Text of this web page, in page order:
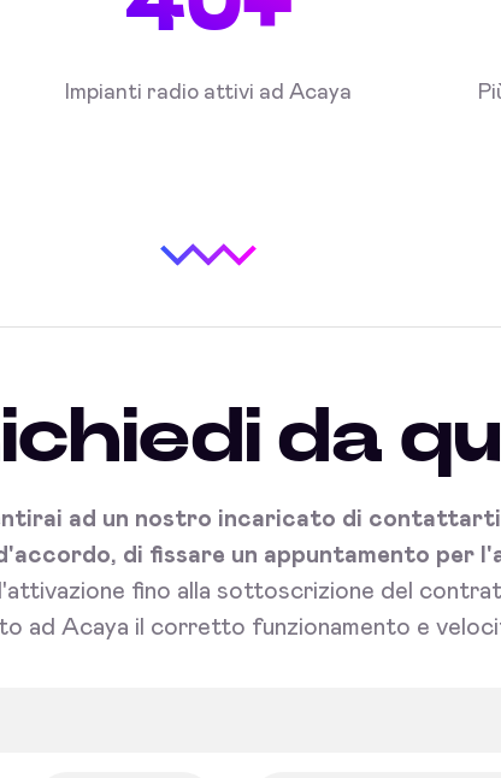
Impianti radio attivi ad Acaya
da
ad un nostro incaricato di
di fissare un appuntamento per
fino alla sottoscrizione del
ad Acaya il corretto funzionamento e